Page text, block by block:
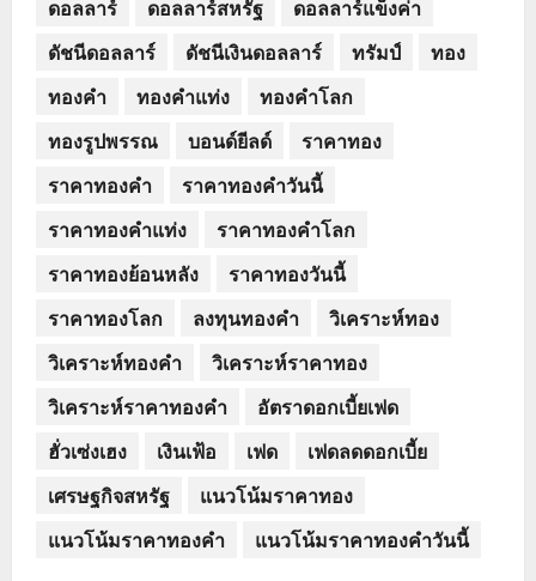
ดอลลาร์
ดอลลาร์สหรัฐ
ดอลลาร์แข็งค่า
ดัชนีดอลลาร์
ดัชนีเงินดอลลาร์ ทรัมป์
ทอง
ทองคำ
ทองคำแท่ง
ทองคำโลก
ทองรูปพรรณ
บอนด์ยีลด์
ราคาทอง
ราคาทองคำ
ราคาทองคำวันนี้
ราคาทองคำแท่ง
ราคาทองคำโลก
ราคาทองย้อนหลัง
ราคาทองวันนี้
ราคาทองโลก
ลงทุนทองคำ
วิเคราะห์ทอง
วิเคราะห์ทองคำ
วิเคราะห์ราคาทอง
วิเคราะห์ราคาทองคำ
อัตราดอกเบี้ยเฟด
ฮั่วเซ่งเฮง
เงินเฟ้อ เฟด
เฟดลดดอกเบี้ย
เศรษฐกิจสหรัฐ
แนวโน้มราคาทอง
แนวโน้มราคาทองคำ
แนวโน้มราคาทองคำวันนี้